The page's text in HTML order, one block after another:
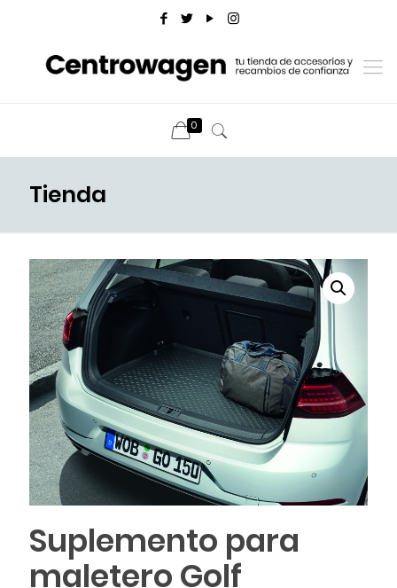
0
Tienda
Suplemento para
maletero Golf